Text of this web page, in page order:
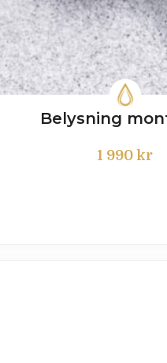
Belysning
1 990 kr